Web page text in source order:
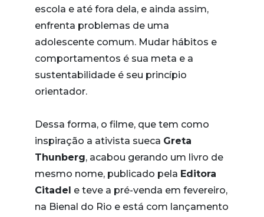
escola e até fora dela, e ainda assim,
enfrenta problemas de uma
adolescente comum. Mudar hábitos e
comportamentos é sua meta e a
sustentabilidade é seu princípio
orientador.
Dessa forma, o filme, que tem como
inspiração a ativista sueca Greta
Thunberg, acabou gerando um livro de
mesmo nome, publicado pela Editora
Citadel e teve a pré-venda em fevereiro,
na Bienal do Rio e está com lançamento